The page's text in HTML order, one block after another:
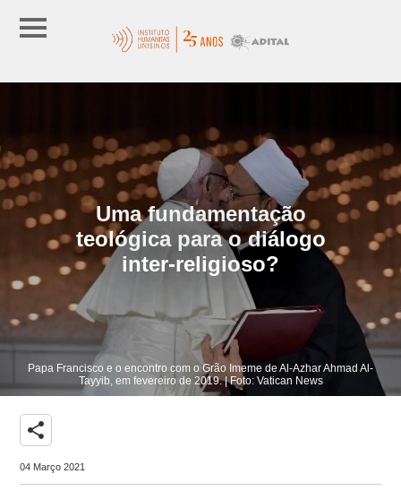
Uma fundamentação
teológica para o diálogo
inter-religioso?
Papa Francisco e o encontro com o Grão Imeme de Al-Azhar Ahmad Al-
Tayyib, em fevereiro de 2019. | Foto: Vatican News
share
04 Março 2021